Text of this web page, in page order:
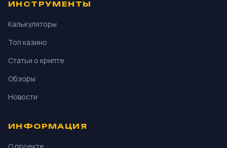
ИНСТРУМЕНТЫ
Калькуляторы
Топ казино
Статьи о крипте
Обзоры
Новости
ИНФОРМАЦИЯ
О проекте